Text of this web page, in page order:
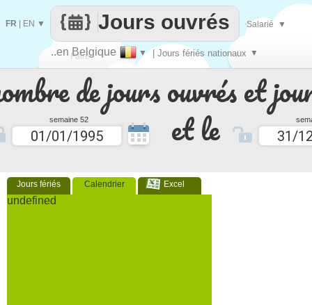
de jours ouvrés et
semaine 52 et le
Jours fériés Calendrier Excel
undefined
Faire
que
..en Belgique ▼ | Jours fériés nationaux ▼
Jours ouvrés
FR EN ▼ Salarié ▼